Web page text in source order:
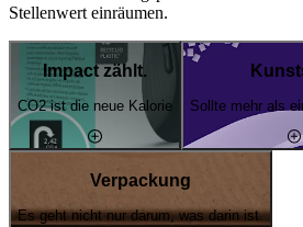
Stellenwert einräumen.
Impact zählt.
CO2 ist die neue Kalorie Sollte mehr als
Verpackung
Es geht nicht nur darum, was darin ist.